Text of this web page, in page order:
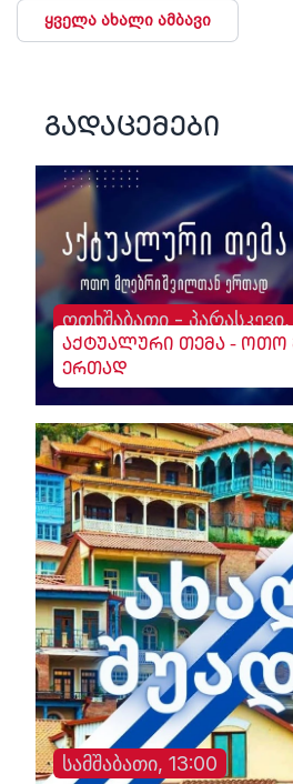
ყველა ახალი ამბავი
გადაცემები
ოთხშაბათი -
აქტუალური თემა - ოთო
ერთად
სამშაბათი, 13:00